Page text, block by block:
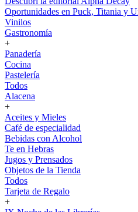
Oportunidades en Puck, Titania y
Vinilos
Gastronomía
+
Panadería
Cocina
Pastelería
Todos
Alacena
+
Aceites y Mieles
Café de especialidad
Bebidas con Alcohol
Te en Hebras
Jugos y Prensados
Objetos de la Tienda
Todos
Tarjeta de Regalo
+